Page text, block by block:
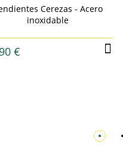
Cerezas - Acero
inoxidable
€